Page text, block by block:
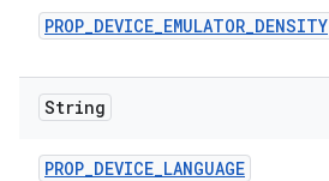
PROP_DEVICE_EMULATOR_DENSITY
String
PROP_DEVICE_LANGUAGE